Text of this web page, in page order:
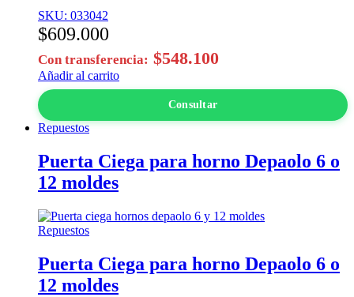
SKU: 033042
$609.000
Con transferencia: $548.100
Añadir al carrito
Consultar
Repuestos
Puerta Ciega para horno Depaolo 6 o
12 moldes
Repuestos
Puerta Ciega para horno Depaolo 6 o
12 moldes